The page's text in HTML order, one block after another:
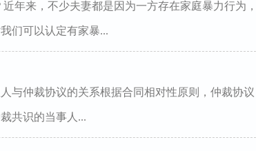
年来，不少夫妻都是因为一方存在家庭暴力行为，
们可以认定有家暴...
与仲裁协议的关系根据合同相对性原则，仲裁协议
共识的当事人...